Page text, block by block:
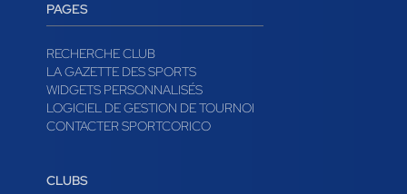
PAGES
RECHERCHE CLUB
LA GAZETTE DES SPORTS
WIDGETS PERSONNALISÉS
LOGICIEL DE GESTION DE TOURNOI
CONTACTER SPORTCORICO
CLUBS